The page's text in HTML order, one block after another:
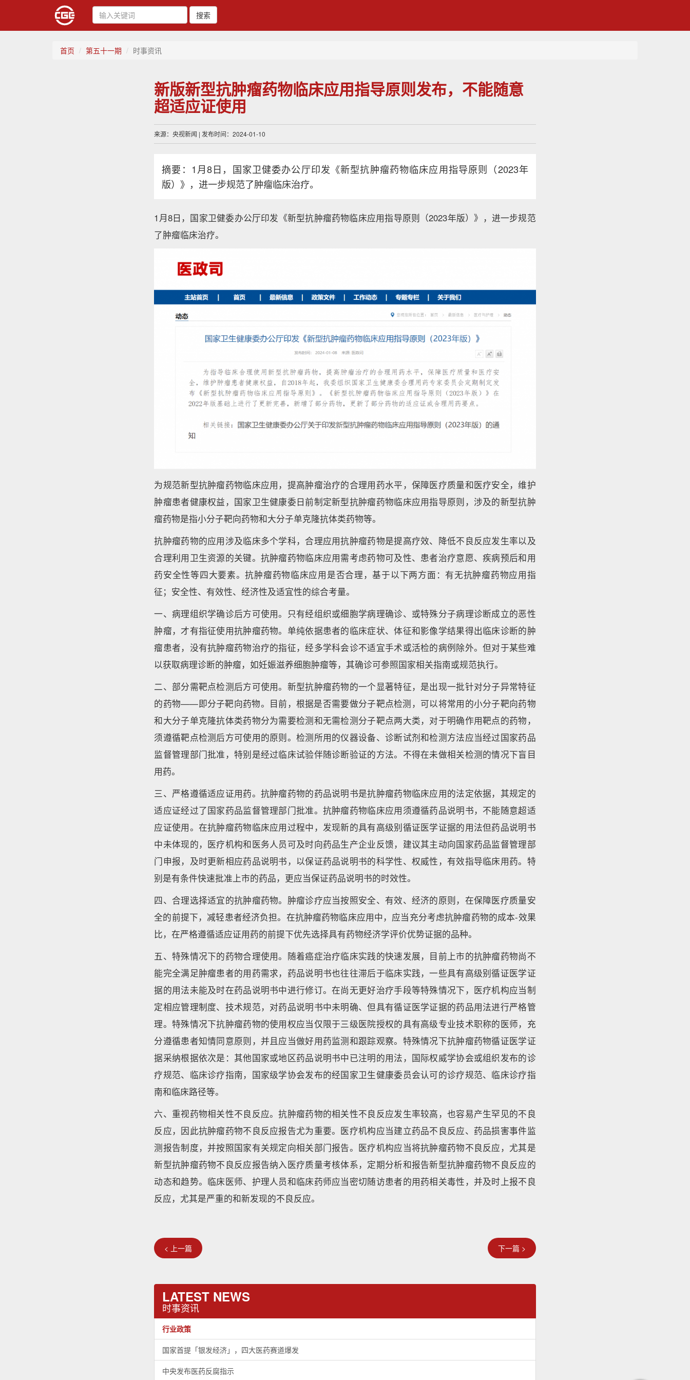
搜索
首页 第五十一期 时事资讯
新版新型抗肿瘤药物临床应用指导原则发布，不能随意
超适应证使用
来源：央视新闻 | 发布时间：2024-01-10
摘要：1月8日，国家卫健委办公厅印发《新型抗肿瘤药物临床应用指导原则（2023年
版）》，进一步规范了肿瘤临床治疗。
1月8日，国家卫健委办公厅印发《新型抗肿瘤药物临床应用指导原则（2023年版）》，进一步规范
了肿瘤临床治疗。
为规范新型抗肿瘤药物临床应用，提高肿瘤治疗的合理用药水平，保障医疗质量和医疗安全，维护
肿瘤患者健康权益，国家卫生健康委日前制定新型抗肿瘤药物临床应用指导原则，涉及的新型抗肿
瘤药物是指小分子靶向药物和大分子单克隆抗体类药物等。
抗肿瘤药物的应用涉及临床多个学科，合理应用抗肿瘤药物是提高疗效、降低不良反应发生率以及
合理利用卫生资源的关键。抗肿瘤药物临床应用需考虑药物可及性、患者治疗意愿、疾病预后和用
药安全性等四大要素。抗肿瘤药物临床应用是否合理，基于以下两方面：有无抗肿瘤药物应用指
征；安全性、有效性、经济性及适宜性的综合考量。
一、病理组织学确诊后方可使用。只有经组织或细胞学病理确诊、或特殊分子病理诊断成立的恶性
肿瘤，才有指征使用抗肿瘤药物。单纯依据患者的临床症状、体征和影像学结果得出临床诊断的肿
瘤患者，没有抗肿瘤药物治疗的指征，经多学科会诊不适宜手术或活检的病例除外。但对于某些难
以获取病理诊断的肿瘤，如妊娠滋养细胞肿瘤等，其确诊可参照国家相关指南或规范执行。
二、部分需靶点检测后方可使用。新型抗肿瘤药物的一个显著特征，是出现一批针对分子异常特征
的药物——即分子靶向药物。目前，根据是否需要做分子靶点检测，可以将常用的小分子靶向药物
和大分子单克隆抗体类药物分为需要检测和无需检测分子靶点两大类，对于明确作用靶点的药物，
须遵循靶点检测后方可使用的原则。检测所用的仪器设备、诊断试剂和检测方法应当经过国家药品
监督管理部门批准，特别是经过临床试验伴随诊断验证的方法。不得在未做相关检测的情况下盲目
用药。
三、严格遵循适应证用药。抗肿瘤药物的药品说明书是抗肿瘤药物临床应用的法定依据，其规定的
适应证经过了国家药品监督管理部门批准。抗肿瘤药物临床应用须遵循药品说明书，不能随意超适
应证使用。在抗肿瘤药物临床应用过程中，发现新的具有高级别循证医学证据的用法但药品说明书
中未体现的，医疗机构和医务人员可及时向药品生产企业反馈，建议其主动向国家药品监督管理部
门申报，及时更新相应药品说明书，以保证药品说明书的科学性、权威性，有效指导临床用药。特
别是有条件快速批准上市的药品，更应当保证药品说明书的时效性。
四、合理选择适宜的抗肿瘤药物。肿瘤诊疗应当按照安全、有效、经济的原则，在保障医疗质量安
全的前提下，减轻患者经济负担。在抗肿瘤药物临床应用中，应当充分考虑抗肿瘤药物的成本-效果
比，在严格遵循适应证用药的前提下优先选择具有药物经济学评价优势证据的品种。
五、特殊情况下的药物合理使用。随着癌症治疗临床实践的快速发展，目前上市的抗肿瘤药物尚不
能完全满足肿瘤患者的用药需求，药品说明书也往往滞后于临床实践，一些具有高级别循证医学证
据的用法未能及时在药品说明书中进行修订。在尚无更好治疗手段等特殊情况下，医疗机构应当制
定相应管理制度、技术规范，对药品说明书中未明确、但具有循证医学证据的药品用法进行严格管
理。特殊情况下抗肿瘤药物的使用权应当仅限于三级医院授权的具有高级专业技术职称的医师，充
分遵循患者知情同意原则，并且应当做好用药监测和跟踪观察。特殊情况下抗肿瘤药物循证医学证
据采纳根据依次是：其他国家或地区药品说明书中已注明的用法，国际权威学协会或组织发布的诊
疗规范、临床诊疗指南，国家级学协会发布的经国家卫生健康委员会认可的诊疗规范、临床诊疗指
南和临床路径等。
六、重视药物相关性不良反应。抗肿瘤药物的相关性不良反应发生率较高，也容易产生罕见的不良
反应，因此抗肿瘤药物不良反应报告尤为重要。医疗机构应当建立药品不良反应、药品损害事件监
测报告制度，并按照国家有关规定向相关部门报告。医疗机构应当将抗肿瘤药物不良反应，尤其是
新型抗肿瘤药物不良反应报告纳入医疗质量考核体系，定期分析和报告新型抗肿瘤药物不良反应的
动态和趋势。临床医师、护理人员和临床药师应当密切随访患者的用药相关毒性，并及时上报不良
反应，尤其是严重的和新发现的不良反应。
< 上一篇 下一篇 >
LATEST NEWS
时事资讯
行业政策
国家首提「银发经济」，四大医药赛道爆发
中央发布医药反腐指示